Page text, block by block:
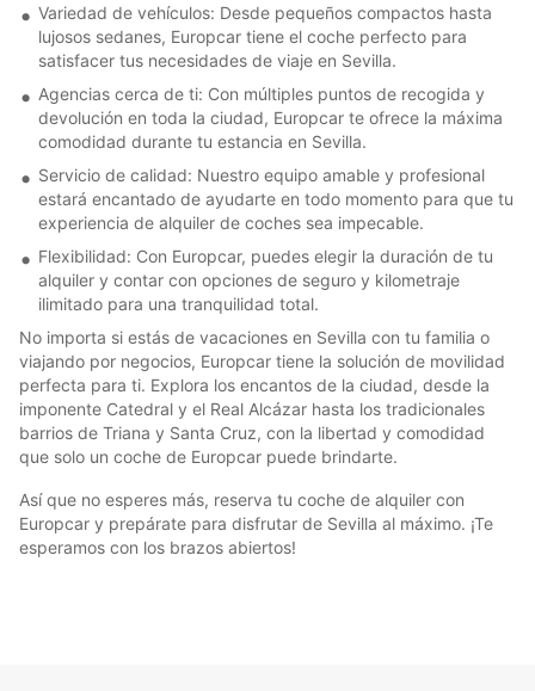
Variedad de vehículos: Desde pequeños compactos hasta
lujosos sedanes, Europcar tiene el coche perfecto para
satisfacer tus necesidades de viaje en Sevilla.
Agencias cerca de ti: Con múltiples puntos de recogida y
devolución en toda la ciudad, Europcar te ofrece la máxima
comodidad durante tu estancia en Sevilla.
Servicio de calidad: Nuestro equipo amable y profesional
estará encantado de ayudarte en todo momento para que tu
experiencia de alquiler de coches sea impecable.
Flexibilidad: Con Europcar, puedes elegir la duración de tu
alquiler y contar con opciones de seguro y kilometraje
ilimitado para una tranquilidad total.
No importa si estás de vacaciones en Sevilla con tu familia o
viajando por negocios, Europcar tiene la solución de movilidad
perfecta para ti. Explora los encantos de la ciudad, desde la
imponente Catedral y el Real Alcázar hasta los tradicionales
barrios de Triana y Santa Cruz, con la libertad y comodidad
que solo un coche de Europcar puede brindarte.
Así que no esperes más, reserva tu coche de alquiler con
Europcar y prepárate para disfrutar de Sevilla al máximo. ¡Te
esperamos con los brazos abiertos!